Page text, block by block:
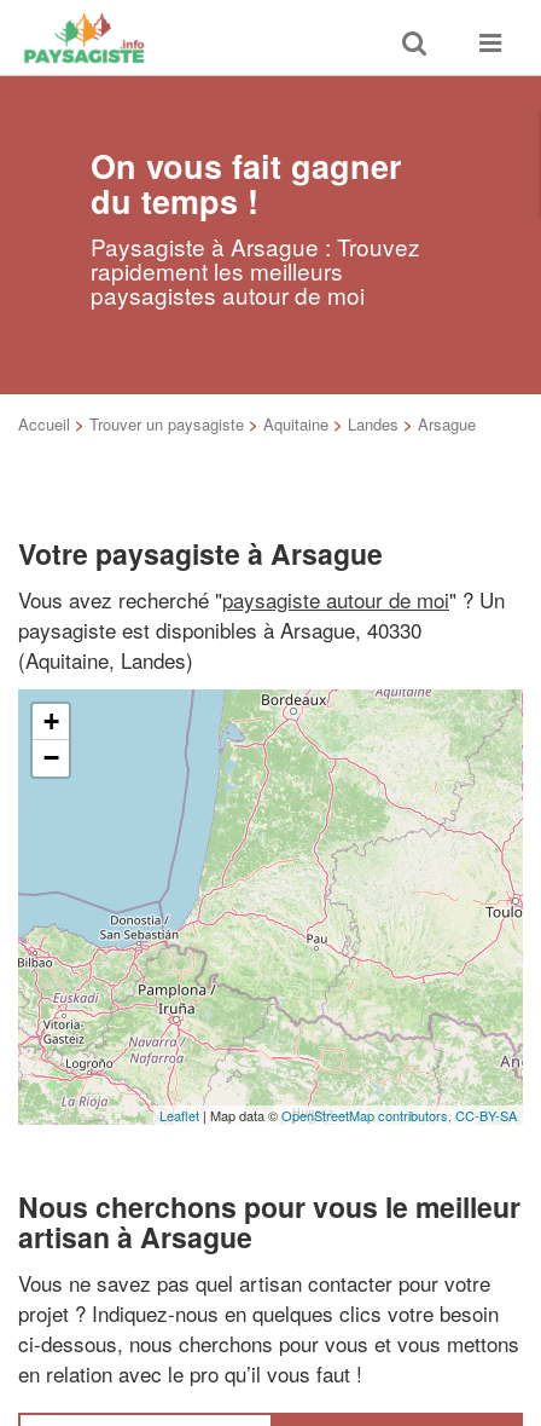
Toggle
search
Toggle
On vous fait gagner
du temps !
Paysagiste à Arsague : Trouvez
rapidement les meilleurs
paysagistes autour de moi
Accueil > Trouver un paysagiste > Aquitaine > Landes > Arsague
Votre paysagiste à Arsague
Vous avez recherché "paysagiste autour de moi" ? Un
paysagiste est disponibles à Arsague, 40330
(Aquitaine, Landes)
+
−
Leaflet | Map data ©OpenStreetMap contributors, CC-BY-SA
Nous cherchons pour vous le meilleur
artisan à Arsague
Vous ne savez pas quel artisan contacter pour votre
projet ? Indiquez-nous en quelques clics votre besoin
ci-dessous, nous cherchons pour vous et vous mettons
en relation avec le pro qu’il vous faut !